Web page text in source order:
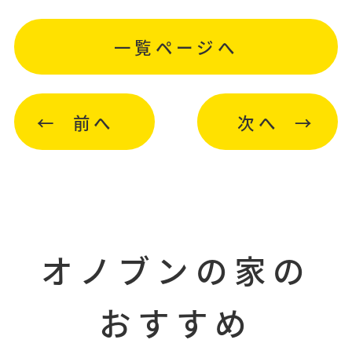
前へ
一覧ページへ
次へ
オノブンの家の
おすすめ